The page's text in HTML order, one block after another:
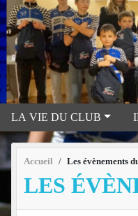
LA VIE DU CLUB
Accueil Les évènements
LES